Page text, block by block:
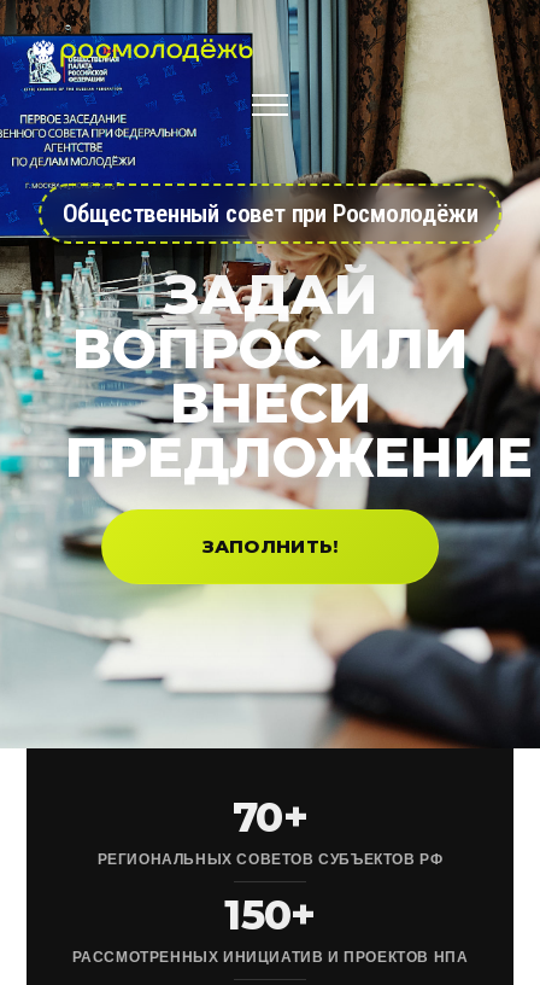
Общественный совет при Росмолодёжи
ЗАДАЙ
ВОПРОС ИЛИ
ВНЕСИ
ПРЕДЛОЖЕНИЕ
ЗАПОЛНИТЬ!
70+
РЕГИОНАЛЬНЫХ СОВЕТОВ СУБЪЕКТОВ РФ
150+
РАССМОТРЕННЫХ ИНИЦИАТИВ И ПРОЕКТОВ НПА